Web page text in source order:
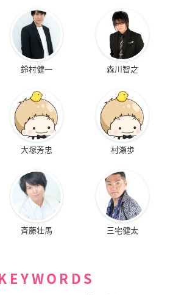
鈴村健一 森川智之
大塚芳忠 村瀬歩
斉藤壮馬 三宅健太
KEYWORDS